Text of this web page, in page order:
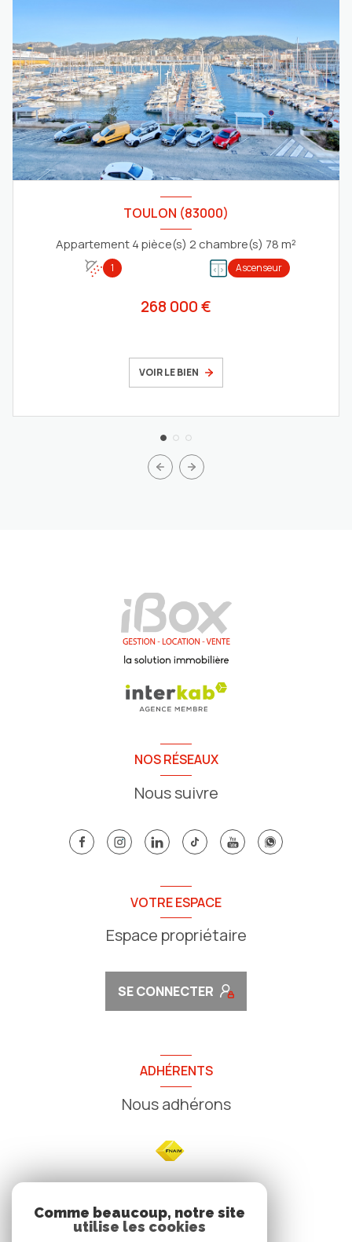
TOULON (83000)
Appartement 4 pièce(s) 2 chambre(s) 78 m²
1 Ascenseur
268 000 €
VOIR LE BIEN
NOS RÉSEAUX
Nous suivre
VOTRE ESPACE
Espace propriétaire
SE CONNECTER
ADHÉRENTS
Nous adhérons
NOS
Comme beaucoup, notre site
utilise les cookies